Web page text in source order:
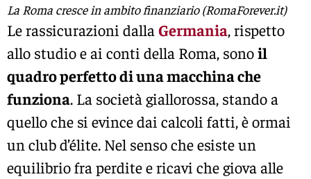
La Roma cresce in ambito finanziario (RomaForever.it)
Le rassicurazioni dalla Germania, rispetto
allo studio e ai conti della Roma, sonoil
quadro perfetto di una macchina che
funziona. La società giallorossa, stando a
quello che si evince dai calcoli fatti, è ormai
un club d’élite. Nel senso che esiste un
equilibrio fra perdite e ricavi che giova alle